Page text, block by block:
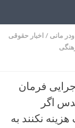
ودر مانی / اخبار حقوقی
فرمان
اگر
نکنند به